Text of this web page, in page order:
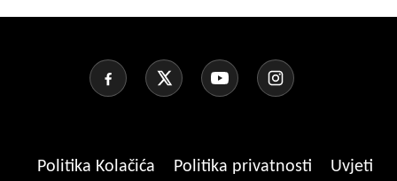
Politika Kolačića Politika privatnosti
Uvjeti